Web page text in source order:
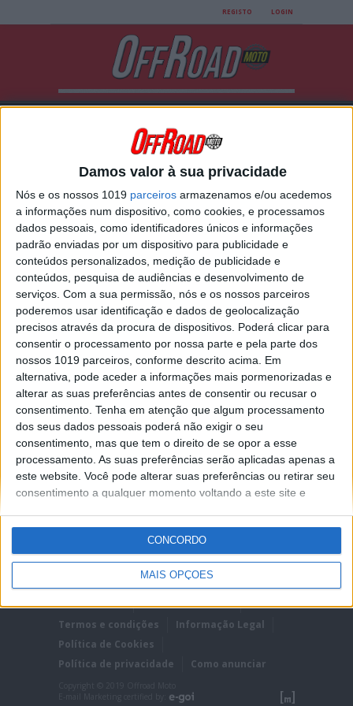
Damos valor à sua privacidade
Nós e os nossos 1019 parceiros armazenamos e/ou acedemos
a informações num dispositivo, como cookies, e processamos
dados pessoais, como identificadores únicos e informações
padrão enviadas por um dispositivo para publicidade e
conteúdos personalizados, medição de publicidade e
conteúdos, pesquisa de audiências e desenvolvimento de
serviços. Com a sua permissão, nós e os nossos parceiros
poderemos usar identificação e dados de geolocalização
precisos através da procura de dispositivos. Poderá clicar para
consentir o processamento por nossa parte e pela parte dos
nossos 1019 parceiros, conforme descrito acima. Em
alternativa, pode aceder a informações mais pormenorizadas e
alterar as suas preferências antes de consentir ou recusar o
consentimento. Tenha em atenção que algum processamento
dos seus dados pessoais poderá não exigir o seu
consentimento, mas que tem o direito de se opor a esse
processamento. As suas preferências serão aplicadas apenas a
este website. Você pode alterar suas preferências ou retirar seu
consentimento a qualquer momento voltando a este site e
MAIS OPÇÕES
CONCORDO
REGISTO LOGIN
All posts tagged "Botas
offroad"
GAERNE GX1 EVO: UMA BOTA MAIS
LEVE E INTEGRADA
As botas de motocross GX1 EVO apresentam a
nova sola G.Light Welt Sole, têm as mesmas
características das GX1 Goodyear, mas com um
estilo completamente novo. A sola apresenta
borracha de alto desempenho para uma melhor
aderência,...
Posted Abril 22, 2021
Ficha técnica
Estatuto editorial
Termos e condições
Informação Legal
Política de Cookies
Política de privacidade
Como anunciar